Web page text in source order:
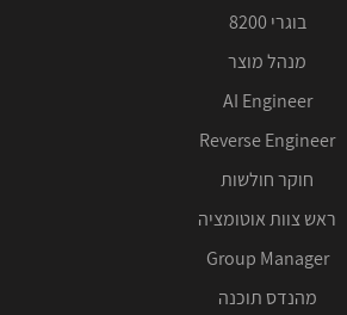
בוגרי 8200
מנהל מוצר
AI Engineer
Reverse Engineer
חוקר חולשות
ראש צוות אוטומציה
Group Manager
מהנדס תוכנה